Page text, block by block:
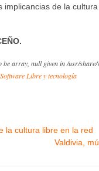
de la
array, null given in /usr/
Software Libre y tecnología
la cultura libre en la red
Valdivia,